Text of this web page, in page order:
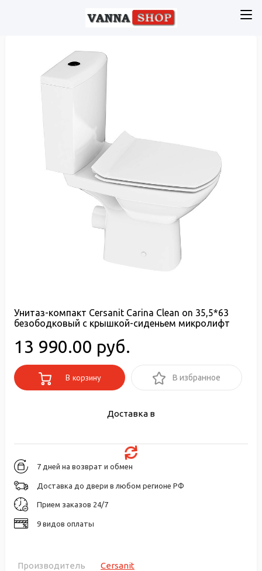
Унитаз-компакт Cersanit Carina Clean on 35,5*63
безободковый с крышкой-сиденьем микролифт
13 990.00 руб.
В корзину В избранное
Доставка в
7 дней на возврат и обмен
Доставка до двери в любом регионе РФ
Прием заказов 24/7
9 видов оплаты
Производитель
Cersanit